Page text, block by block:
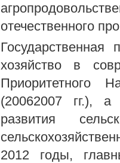
отечественного
Государственная
хозяйство в
Приоритетного
(20062007 гг.),
развития
2012 годы,